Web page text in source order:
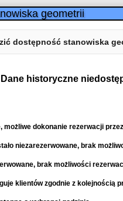
geometrii
dostępność stanowiska
Dane historyczne
możliwe dokonanie rezerwacji
niezarezerwowane, brak
brak możliwości
klientów zgodnie z kolejnością